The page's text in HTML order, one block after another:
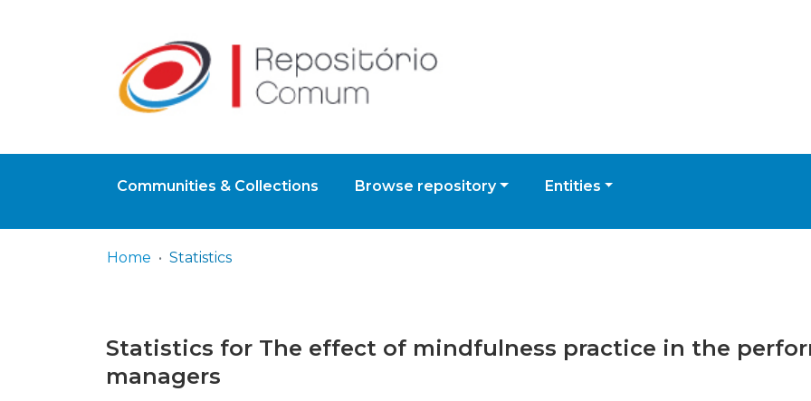
Communities & Collections Browse repository Entities
Home Statistics
Statistics for The effect of mindfulness practice in the
managers